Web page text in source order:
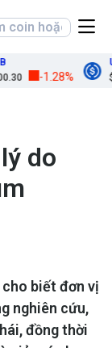
-1.28%
do
biết đơn vị
nghiên cứu,
đồng thời